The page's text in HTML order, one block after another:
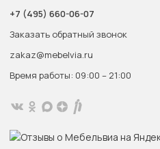
+7 (495) 660-06-07
Заказать обратный звонок
zakaz@mebelvia.ru
Время работы: 09:00 – 21:00